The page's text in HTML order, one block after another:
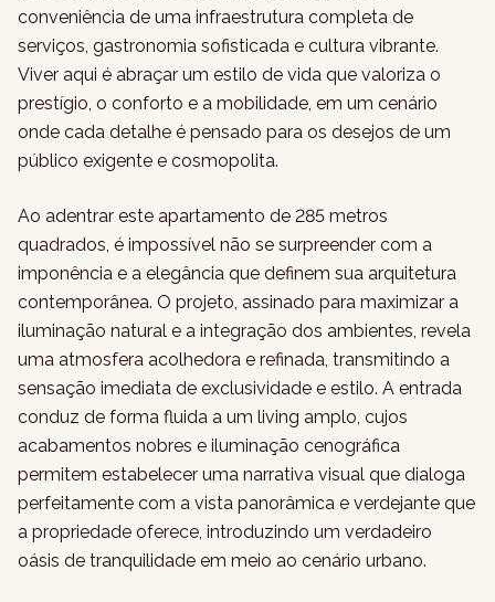
conveniência de uma infraestrutura completa de
serviços, gastronomia sofisticada e cultura vibrante.
Viver aqui é abraçar um estilo de vida que valoriza o
prestígio, o conforto e a mobilidade, em um cenário
onde cada detalhe é pensado para os desejos de um
público exigente e cosmopolita.
Ao adentrar este apartamento de 285 metros
quadrados, é impossível não se surpreender com a
imponência e a elegância que definem sua arquitetura
contemporânea. O projeto, assinado para maximizar a
iluminação natural e a integração dos ambientes, revela
uma atmosfera acolhedora e refinada, transmitindo a
sensação imediata de exclusividade e estilo. A entrada
conduz de forma fluida a um living amplo, cujos
acabamentos nobres e iluminação cenográfica
permitem estabelecer uma narrativa visual que dialoga
perfeitamente com a vista panorâmica e verdejante que
a propriedade oferece, introduzindo um verdadeiro
oásis de tranquilidade em meio ao cenário urbano.